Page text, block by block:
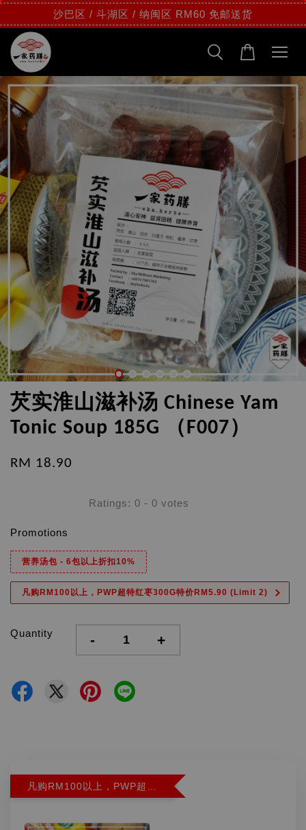
沙巴区 / 斗湖区 / 纳闽区 RM60 免邮送货
芡实淮山滋补汤 Chinese Yam
Tonic Soup 185G （F007）
RM 18.90
Ratings: 0 - 0 votes
Promotions
营养汤包 - 6包以上折扣10%
凡购RM100以上，PWP超特红枣300G特价RM5.90 (Limit 2)
Quantity - +